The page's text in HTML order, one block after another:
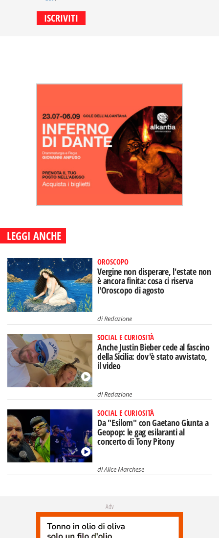
LEGGI ANCHE
OROSCOPO
Vergine non disperare, l'estate non
è ancora finita: cosa ci riserva
l'Oroscopo di agosto
diRedazione
SOCIAL E CURIOSITÀ
Anche Justin Bieber cede al fascino
della Sicilia: dov'è stato avvistato,
il video
diRedazione
SOCIAL E CURIOSITÀ
Da "Esilom" con Gaetano Giunta a
Geopop: le gag esilaranti al
concerto di Tony Pitony
diAlice Marchese
Adv